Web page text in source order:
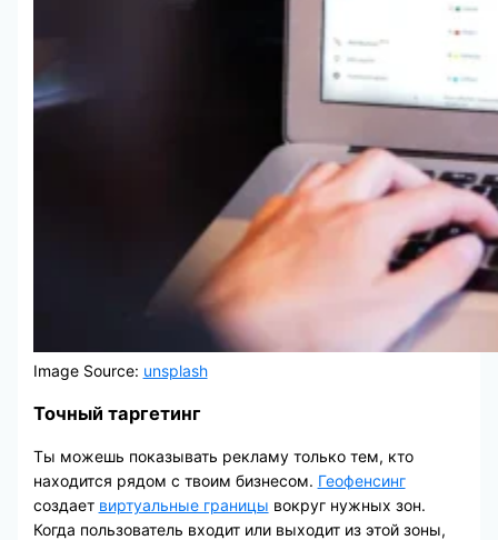
Image Source: unsplash
Точный таргетинг
Ты можешь показывать рекламу только тем, кто
находится рядом с твоим бизнесом. Геофенсинг
создает виртуальные границы вокруг нужных зон.
Когда пользователь входит или выходит из этой зоны,